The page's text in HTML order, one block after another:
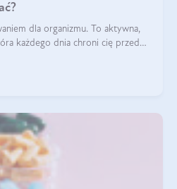
dla organizmu. To aktywna,
każdego dnia chroni cię przed